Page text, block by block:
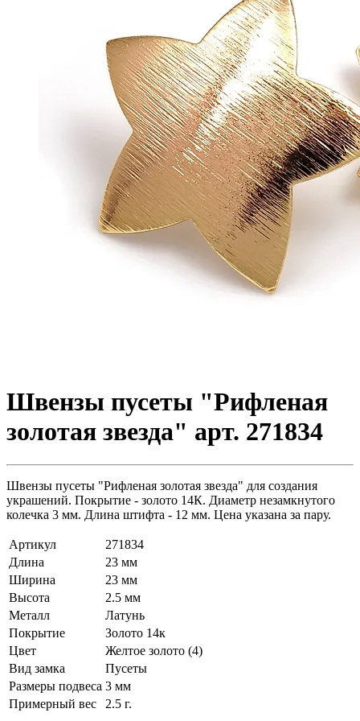
Швензы пусеты "Рифленая
золотая звезда" арт. 271834
Швензы пусеты "Рифленая золотая звезда" для создания
украшений. Покрытие - золото 14К. Диаметр незамкнутого
колечка 3 мм. Длина штифта - 12 мм. Цена указана за пару.
Артикул
271834
Длина
23 мм
Ширина
23 мм
Высота
2.5 мм
Металл
Латунь
Покрытие
Золото 14к
Цвет
Желтое золото (4)
Вид замка
Пусеты
Размеры подвеса 3 мм
Примерный вес
2.5 г.